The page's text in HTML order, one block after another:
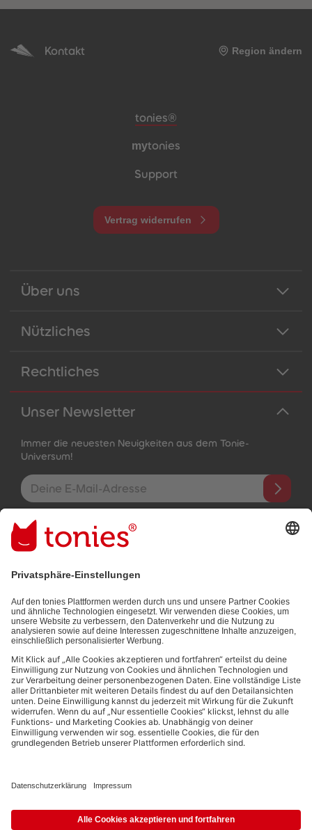
Kontakt Region ändern
Meta-Navigation Footer
tonies®
mytonies
Support
Vertrag widerrufen
Über uns
Nützliches
Rechtliches
Unser Newsletter
Immer die neuesten Neuigkeiten aus dem Tonie-
Universum!
E-Mail-Addresse
Mit dem Absenden abonnierst du unseren E-Mail-Newsletter, der
auf den von dir bereitgestellten Informationen (z.B. Account-
informationen) und den von dir zu Werbezwecken bereitgestellten
Datenschutzbestimmungen.
Bezahlmethoden:
Links zu sozialen Netzwerken
Die Nutzung der Inhalte für Text- und Data-Mining von (generativen) KI
Zusammenhang ausdrücklich vorbehalten und daher verboten.